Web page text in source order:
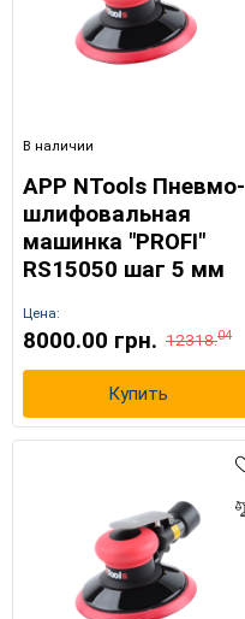
В наличии
APP NTools Пневмо-
шлифовальная
машинка "PROFI"
RS15050 шаг 5 мм
Цена:
8000.00 грн. 12318.04
Купить